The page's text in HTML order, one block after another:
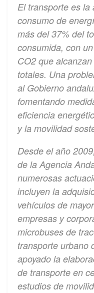
El transporte es la
consumo de
más del 37% del
consumida, con
CO2 que
totales. Una
al Gobierno
fomentando
eficiencia
y la movilidad
Desde el año
de la Agencia
numerosas
incluyen la
vehículos de
empresas y
microbuses de
transporte urbano
apoyado la
de transporte en
estudios de